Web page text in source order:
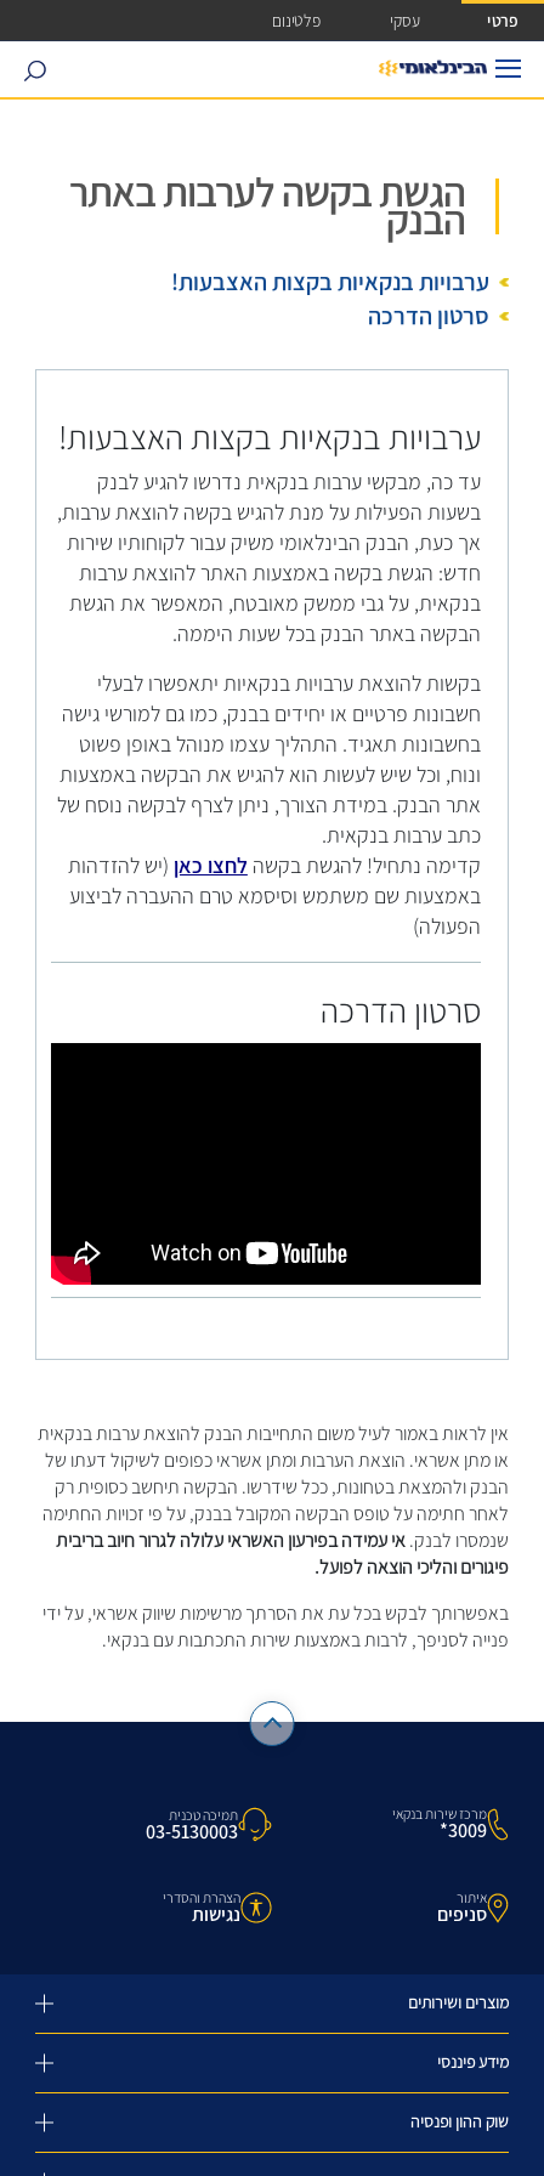
גישה ישירה לכפתור כניסה לחשבונך
פרטי עסקי פלטינום
search
הגשת בקשה לערבות באתר
הבנק
ערבויות בנקאיות בקצות האצבעות!
סרטון הדרכה
ערבויות בנקאיות בקצות האצבעות!
עד כה, מבקשי ערבות בנקאית נדרשו להגיע לבנק
בשעות הפעילות על מנת להגיש בקשה להוצאת ערבות,
אך כעת, הבנק הבינלאומי משיק עבור לקוחותיו שירות
חדש: הגשת בקשה באמצעות האתר להוצאת ערבות
בנקאית, על גבי ממשק מאובטח, המאפשר את הגשת
הבקשה באתר הבנק בכל שעות היממה.
בקשות להוצאת ערבויות בנקאיות יתאפשרו לבעלי
חשבונות פרטיים או יחידים בבנק, כמו גם למורשי גישה
בחשבונות תאגיד. התהליך עצמו מנוהל באופן פשוט
ונוח, וכל שיש לעשות הוא להגיש את הבקשה באמצעות
אתר הבנק. במידת הצורך, ניתן לצרף לבקשה נוסח של
כתב ערבות בנקאית.
קדימה נתחיל! להגשת בקשה לחצו כאן (יש להזדהות
באמצעות שם משתמש וסיסמא טרם ההעברה לביצוע
הפעולה)
סרטון הדרכה
אין לראות באמור לעיל משום התחייבות הבנק להוצאת ערבות בנקאית
או מתן אשראי. הוצאת הערבות ומתן אשראי כפופים לשיקול דעתו של
הבנק ולהמצאת בטחונות, ככל שידרשו. הבקשה תיחשב כסופית רק
לאחר חתימה על טופס הבקשה המקובל בבנק, על פי זכויות החתימה
שנמסרו לבנק.אי עמידה בפירעון האשראי עלולה לגרור חיוב בריבית
פיגורים והליכי הוצאה לפועל.
באפשרותך לבקש בכל עת את הסרתך מרשימות שיווק אשראי, על ידי
פנייה לסניפך, לרבות באמצעות שירות התכתבות עם בנקאי.
מרכז שירות בנקאי
3009*
תמיכה טכנית
03-5130003
איתור
סניפים
הצהרת והסדרי
נגישות
מוצרים ושירותים
מידע פיננסי
שוק ההון ופנסיה